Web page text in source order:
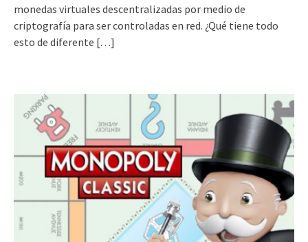
monedas virtuales descentralizadas por medio de
criptografía para ser controladas en red. ¿Qué tiene todo
esto de diferente […]